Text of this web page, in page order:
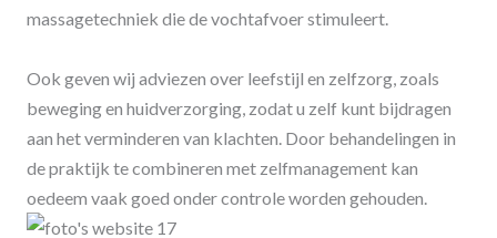
massagetechniek die de vochtafvoer stimuleert.
Ook geven wij adviezen over leefstijl en zelfzorg, zoals
beweging en huidverzorging, zodat u zelf kunt bijdragen
aan het verminderen van klachten. Door behandelingen in
de praktijk te combineren met zelfmanagement kan
oedeem vaak goed onder controle worden gehouden.